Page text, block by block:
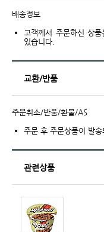
배송정보
고객께서 주문하신 상
있습니다.
교환/반품
주문취소/반품/환불/AS
주문 후 주문상품이 발
관련상품